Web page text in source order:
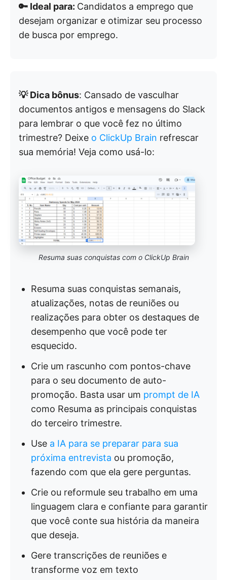
🔑 Ideal para: Candidatos a emprego que
desejam organizar e otimizar seu processo
de busca por emprego.
💡 Dica bônus: Cansado de vasculhar
documentos antigos e mensagens do Slack
para lembrar o que você fez no último
trimestre? Deixe o ClickUp Brain refrescar
sua memória! Veja como usá-lo:
Resuma suas conquistas com o ClickUp Brain
Resuma suas conquistas semanais,
atualizações, notas de reuniões ou
realizações para obter os destaques de
desempenho que você pode ter
esquecido.
Crie um rascunho com pontos-chave
para o seu documento de auto-
promoção. Basta usar um prompt de IA
como Resuma as principais conquistas
do terceiro trimestre.
Use a IA para se preparar para sua
próxima entrevista ou promoção,
fazendo com que ela gere perguntas.
Crie ou reformule seu trabalho em uma
linguagem clara e confiante para garantir
que você conte sua história da maneira
que deseja.
Gere transcrições de reuniões e
transforme voz em texto